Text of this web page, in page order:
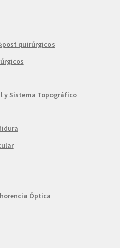
quirúrgicos
y Sistema Topográfico
Óptica